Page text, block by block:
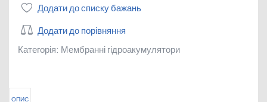
Додати до списку бажань
Додати до порівняння
Категорія: Мембранні гідроакумулятори
ОПИС